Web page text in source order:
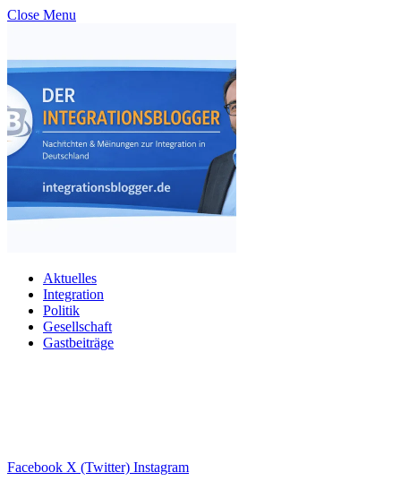
Close Menu
Aktuelles
Integration
Politik
Gesellschaft
Gastbeiträge
Facebook X (Twitter) Instagram